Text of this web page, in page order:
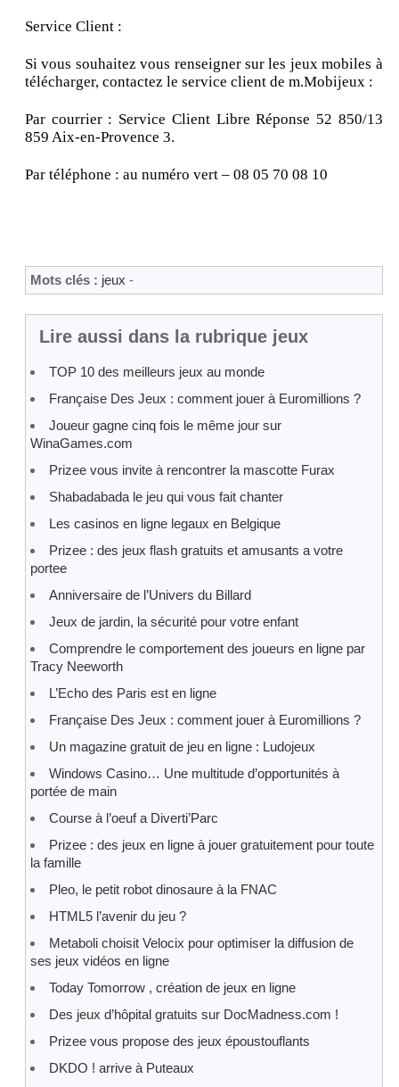
Service Client :
Si vous souhaitez vous renseigner sur les jeux mobiles à
télécharger, contactez le service client de m.Mobijeux :
Par courrier : Service Client Libre Réponse 52 850/13
859 Aix-en-Provence 3.
Par téléphone : au numéro vert – 08 05 70 08 10
Mots clés : jeux -
Lire aussi dans la rubrique jeux
TOP 10 des meilleurs jeux au monde
Française Des Jeux : comment jouer à Euromillions ?
Joueur gagne cinq fois le même jour sur
WinaGames.com
Prizee vous invite à rencontrer la mascotte Furax
Shabadabada le jeu qui vous fait chanter
Les casinos en ligne legaux en Belgique
Prizee : des jeux flash gratuits et amusants a votre
portee
Anniversaire de l’Univers du Billard
Jeux de jardin, la sécurité pour votre enfant
Comprendre le comportement des joueurs en ligne par
Tracy Neeworth
L’Echo des Paris est en ligne
Française Des Jeux : comment jouer à Euromillions ?
Un magazine gratuit de jeu en ligne : Ludojeux
Windows Casino… Une multitude d’opportunités à
portée de main
Course à l’oeuf a Diverti’Parc
Prizee : des jeux en ligne à jouer gratuitement pour toute
la famille
Pleo, le petit robot dinosaure à la FNAC
HTML5 l’avenir du jeu ?
Metaboli choisit Velocix pour optimiser la diffusion de
ses jeux vidéos en ligne
Today Tomorrow , création de jeux en ligne
Des jeux d’hôpital gratuits sur DocMadness.com !
Prizee vous propose des jeux époustouflants
DKDO ! arrive à Puteaux